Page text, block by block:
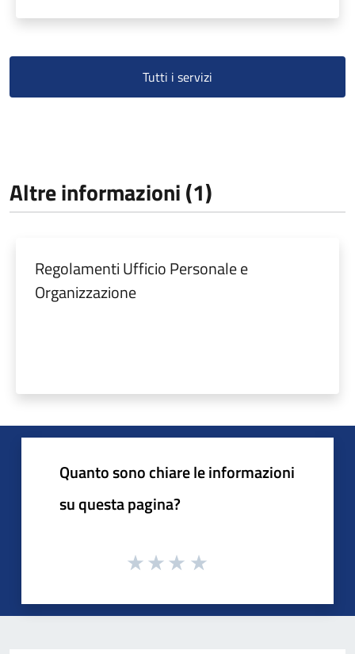
Tutti i servizi
Altre informazioni (1)
Regolamenti Ufficio Personale e
Organizzazione
Quanto sono chiare le informazioni
su questa pagina?